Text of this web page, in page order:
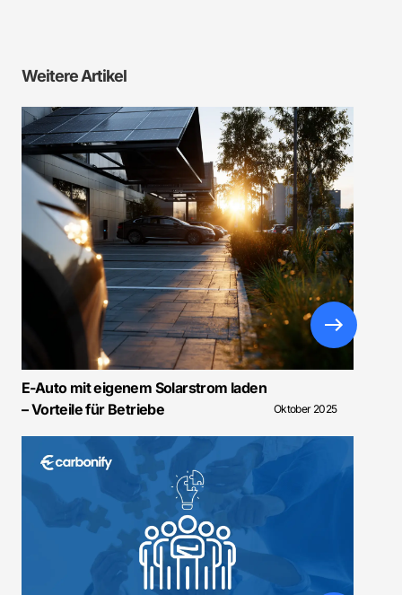
Weitere Artikel
E-Auto mit eigenem Solarstrom laden
– Vorteile für Betriebe
Oktober 2025